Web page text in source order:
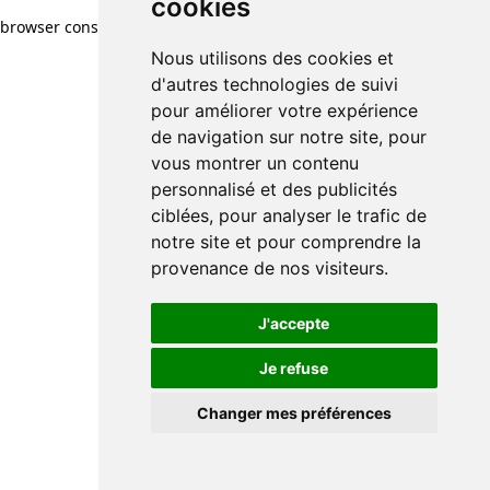
cookies
Nous utilisons des cookies et
d'autres technologies de suivi
pour améliorer votre expérience
de navigation sur notre site, pour
vous montrer un contenu
personnalisé et des publicités
ciblées, pour analyser le trafic de
notre site et pour comprendre la
provenance de nos visiteurs.
J'accepte
Je refuse
Changer mes préférences
browser console for more information)